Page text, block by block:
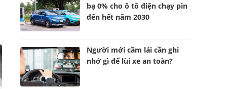
bạ 0% cho ô tô điện chạy pin
đến hết năm 2030
Người mới cầm lái cần ghi
nhớ gì để lùi xe an toàn?